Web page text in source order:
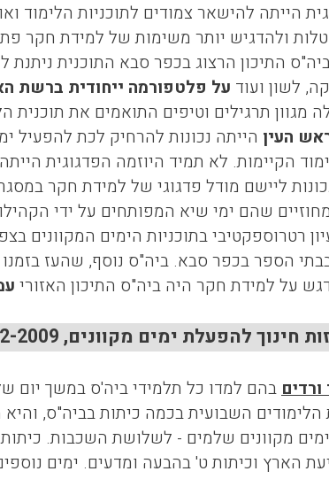
הייתה להישאר צמודים לתוכניות הלימוד
ולהדגיש יותר משימות של למידת חקר
התיכון הרצוג בכפר סבא התוכנית
לשון ועוד על פלטפורמה ייחודית ברשת
מגוון תרגילים וטיפים התואמים את תוכנית
העין הייתה נכונות להרחיק לכת להפעיל
הקיימות. לא תמיד היוזמה הפדגוגית
ליישם מודל פדגוגי של למידת חקר
שהם ימי שיא המפותחים על ידי
בתוכניות הימים המקוונים
הספר בכפר סבא. ביה"ס נוסף, שהעז
על למידת חקר היה ביה"ס התיכון האזורי
להפעלת ימים מקוונים, 2002-2009
ורדיםבהם למדו כל תלמידי ביה'ס במשך יום
הלימודים השבועית בכמה כיתות בביה"ס,
מקוונים שלמים - לשלושת השכבות.
הארץ וכיתות ט' בהבעה ומדעים. ימים